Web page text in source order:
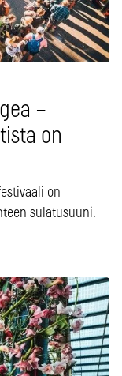
–
on
on
sulatusuuni.